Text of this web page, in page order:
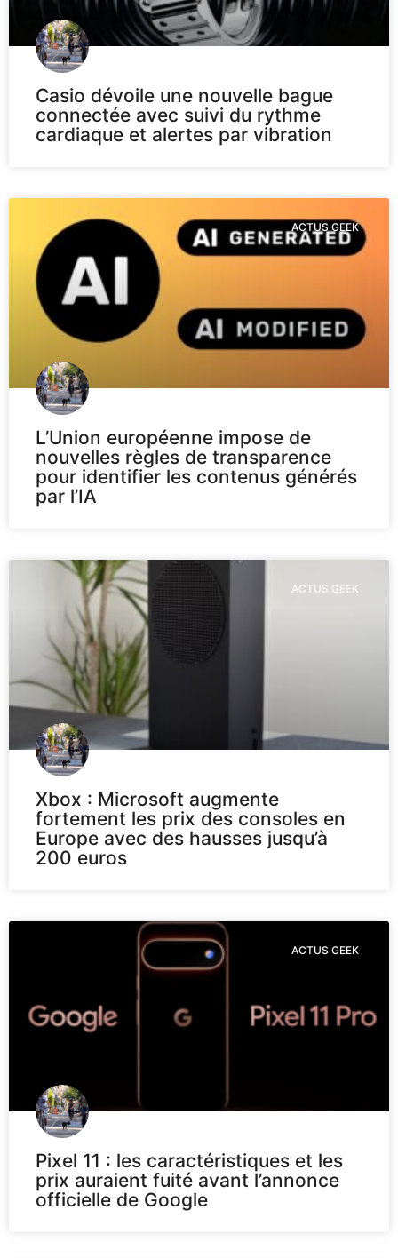
Casio dévoile une nouvelle bague
connectée avec suivi du rythme
cardiaque et alertes par vibration
ACTUS GEEK
L’Union européenne impose de
nouvelles règles de transparence
pour identifier les contenus générés
par l’IA
ACTUS GEEK
Xbox : Microsoft augmente
fortement les prix des consoles en
Europe avec des hausses jusqu’à
200 euros
ACTUS GEEK
Pixel 11 : les caractéristiques et les
prix auraient fuité avant l’annonce
officielle de Google